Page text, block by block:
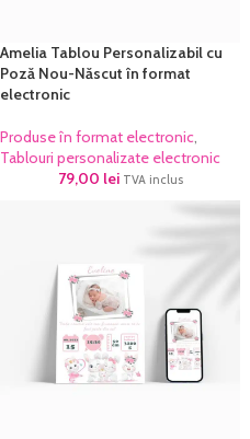
Amelia Tablou Personalizabil cu
Poză Nou-Născut în format
electronic
Produse în format electronic,
Tablouri personalizate electronic
79,00 lei TVA inclus